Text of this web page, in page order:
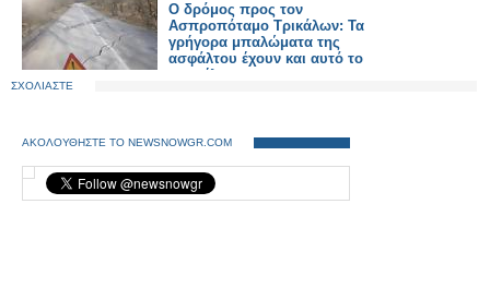
Ο δρόμος προς τον
Ασπροπόταμο Τρικάλων: Τα
γρήγορα μπαλώματα της
ασφάλτου έχουν και αυτό το
αποτέλεσμα
ΣΧΟΛΙΑΣΤΕ
ΑΚΟΛΟΥΘΗΣΤΕ ΤΟ NEWSNOWGR.COM